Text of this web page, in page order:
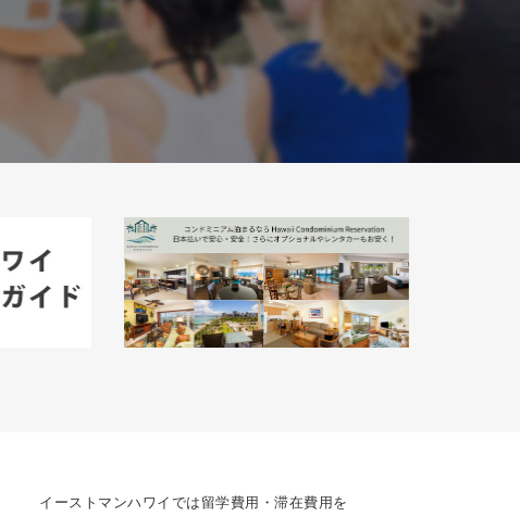
イーストマンハワイでは留学費用・滞在費用を